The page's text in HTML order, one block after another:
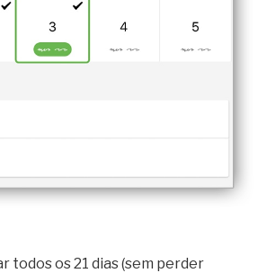
todos os 21 dias (sem perder